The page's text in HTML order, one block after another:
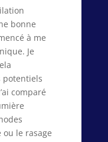
bonne
à me
Je
potentiels
comparé
ou le rasage